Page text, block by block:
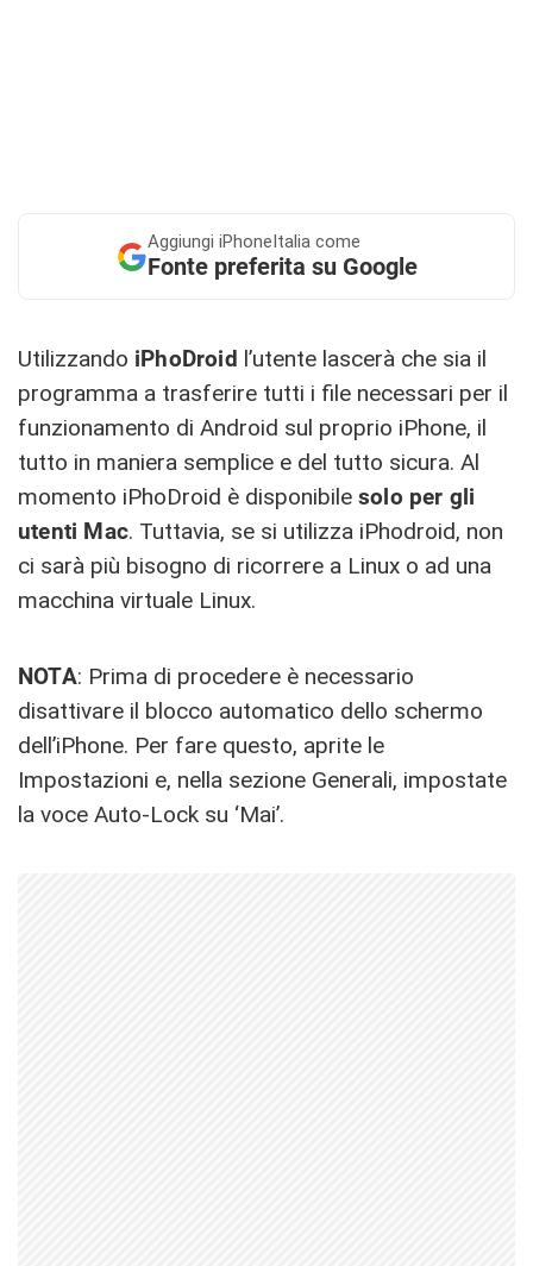
Aggiungi iPhoneItalia come
Fonte preferita su Google
Utilizzando iPhoDroid l’utente lascerà che sia il
programma a trasferire tutti i file necessari per il
funzionamento di Android sul proprio iPhone, il
tutto in maniera semplice e del tutto sicura. Al
momento iPhoDroid è disponibile solo per gli
utenti Mac. Tuttavia, se si utilizza iPhodroid, non
ci sarà più bisogno di ricorrere a Linux o ad una
macchina virtuale Linux.
NOTA: Prima di procedere è necessario
disattivare il blocco automatico dello schermo
dell’iPhone. Per fare questo, aprite le
Impostazioni e, nella sezione Generali, impostate
la voce Auto-Lock su ‘Mai’.